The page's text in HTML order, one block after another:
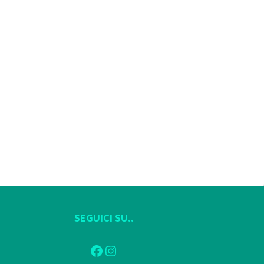
SEGUICI SU..
Facebook
Instagram